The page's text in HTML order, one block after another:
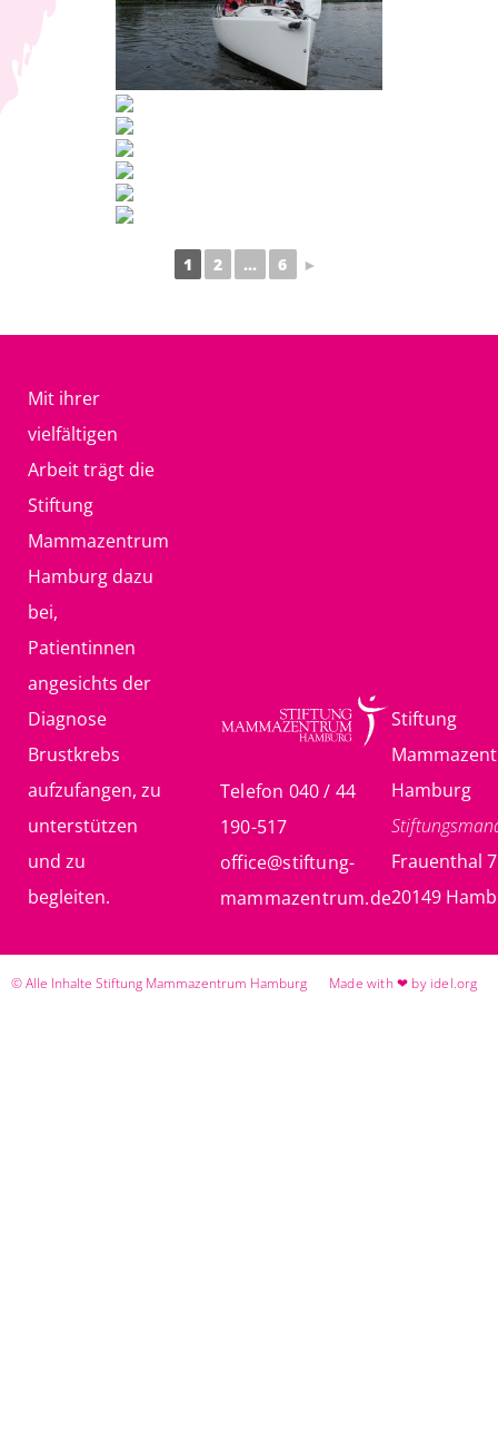
1 2 ... 6 ►
Mit ihrer
vielfältigen
Arbeit trägt die
Stiftung
Mammazentrum
Hamburg dazu
bei,
Patientinnen
angesichts der
Diagnose
Brustkrebs
aufzufangen, zu
unterstützen
und zu
begleiten.
Telefon 040 / 44
190-517
office@stiftung-
mammazentrum.de
Stiftung
Hamburg
Frauenthal 7
20149
© Alle Inhalte Stiftung Mammazentrum Hamburg Made with ❤ by idel.org